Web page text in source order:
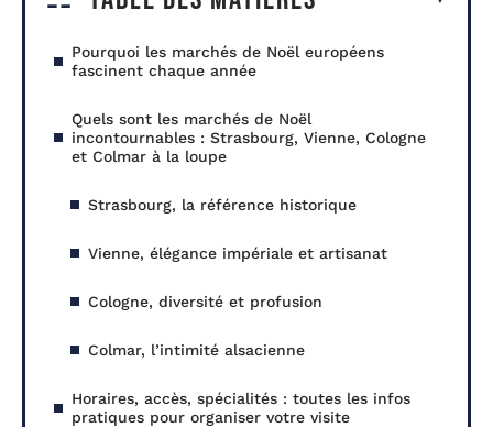
Pourquoi les marchés de Noël européens
fascinent chaque année
Quels sont les marchés de Noël
incontournables : Strasbourg, Vienne, Cologne
et Colmar à la loupe
Strasbourg, la référence historique
Vienne, élégance impériale et artisanat
Cologne, diversité et profusion
Colmar, l’intimité alsacienne
Horaires, accès, spécialités : toutes les infos
pratiques pour organiser votre visite